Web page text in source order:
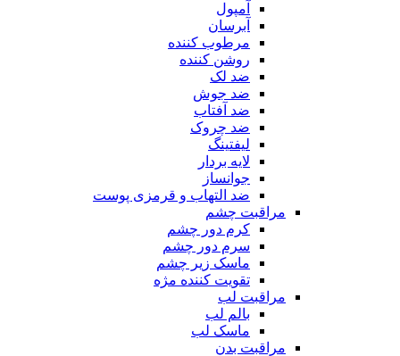
آمپول
آبرسان
مرطوب کننده
روشن کننده
ضد لک
ضد جوش
ضد آفتاب
ضد چروک
لیفتینگ
لایه بردار
جوانساز
ضد التهاب و قرمزی پوست
مراقبت چشم
کرم دور چشم
سرم دور چشم
ماسک زیر چشم
تقویت کننده مژه
مراقبت لب
بالم لب
ماسک لب
مراقبت بدن